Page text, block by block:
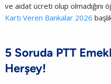
ve aidat ücreti olup olmadığını
Kartı Veren Bankalar 2026
5 Soruda PTT
Herşey!